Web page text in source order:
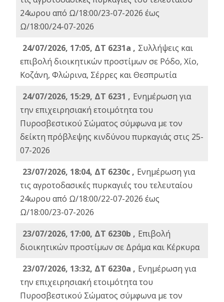
24ωρου από Ω/18:00/23-07-2026 έως
Ω/18:00/24-07-2026
24/07/2026, 17:05, ΔΤ 6231a , Συλλήψεις και
επιβολή διοικητικών προστίμων σε Ρόδο, Χίο,
Κοζάνη, Φλώρινα, Σέρρες και Θεσπρωτία
24/07/2026, 15:29, ΔΤ 6231 , Ενημέρωση για
την επιχειρησιακή ετοιμότητα του
Πυροσβεστικού Σώματος σύμφωνα με τον
δείκτη πρόβλεψης κινδύνου πυρκαγιάς στις 25-
07-2026
23/07/2026, 18:04, ΔΤ 6230c , Ενημέρωση για
τις αγροτοδασικές πυρκαγιές του τελευταίου
24ωρου από Ω/18:00/22-07-2026 έως
Ω/18:00/23-07-2026
23/07/2026, 17:00, ΔΤ 6230b , Επιβολή
διοικητικών προστίμων σε Δράμα και Κέρκυρα
23/07/2026, 13:32, ΔΤ 6230a , Ενημέρωση για
την επιχειρησιακή ετοιμότητα του
Πυροσβεστικού Σώματος σύμφωνα με τον